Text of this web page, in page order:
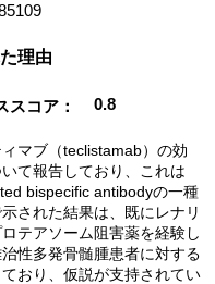
理由
スコア： 0.8
マブ（teclistamab）の効
て報告しており、これは
bispecific antibodyの一種
された結果は、既にレナリ
テアソーム阻害薬を経験し
性多発骨髄腫患者に対する
おり、仮説が支持されてい